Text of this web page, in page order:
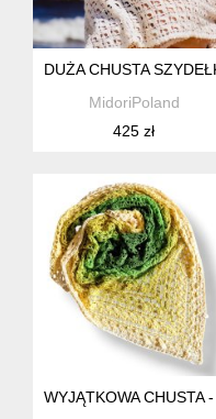
DUŻA CHUSTA
MidoriPoland
425 zł
WYJĄTKOWA CHUSTA